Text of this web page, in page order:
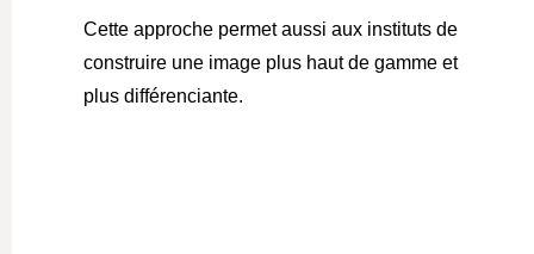
Cette approche permet aussi aux instituts de
construire une image plus haut de gamme et
plus différenciante.